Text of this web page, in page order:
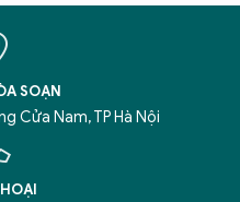
SOẠN
Cửa Nam, TP Hà Nội